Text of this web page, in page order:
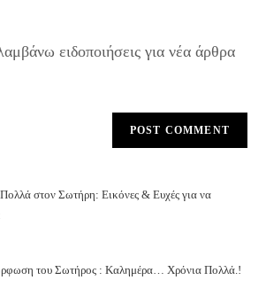
ειδοποιήσεις για νέα άρθρα
στον Σωτήρη: Εικόνες & Ευχές για να
του Σωτήρος : Καλημέρα… Χρόνια Πολλά.!